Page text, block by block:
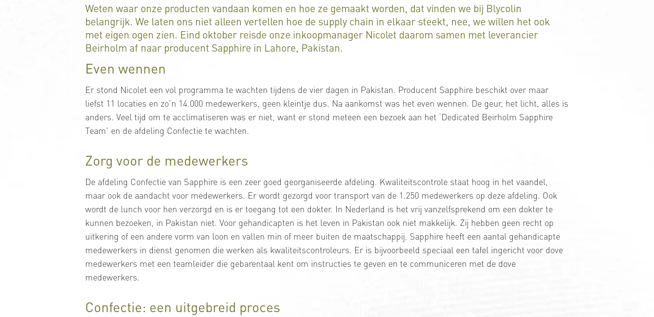
Weten waar onze producten vandaan komen en hoe ze gemaakt worden, dat vinden we bij Blycolin
belangrijk. We laten ons niet alleen vertellen hoe de supply chain in elkaar steekt, nee, we willen het ook
met eigen ogen zien. Eind oktober reisde onze inkoopmanager Nicolet daarom samen met leverancier
Beirholm af naar producent Sapphire in Lahore, Pakistan.
Even wennen
Er stond Nicolet een vol programma te wachten tijdens de vier dagen in Pakistan. Producent Sapphire beschikt over maar
liefst 11 locaties en zo’n 14.000 medewerkers, geen kleintje dus. Na aankomst was het even wennen. De geur, het licht, alles is
anders. Veel tijd om te acclimatiseren was er niet, want er stond meteen een bezoek aan het ‘Dedicated Beirholm Sapphire
Team’ en de afdeling Confectie te wachten.
Zorg voor de medewerkers
De afdeling Confectie van Sapphire is een zeer goed georganiseerde afdeling. Kwaliteitscontrole staat hoog in het vaandel,
maar ook de aandacht voor medewerkers. Er wordt gezorgd voor transport van de 1.250 medewerkers op deze afdeling. Ook
wordt de lunch voor hen verzorgd en is er toegang tot een dokter. In Nederland is het vrij vanzelfsprekend om een dokter te
kunnen bezoeken, in Pakistan niet. Voor gehandicapten is het leven in Pakistan ook niet makkelijk. Zij hebben geen recht op
uitkering of een andere vorm van loon en vallen min of meer buiten de maatschappij. Sapphire heeft een aantal gehandicapte
medewerkers in dienst genomen die werken als kwaliteitscontroleurs. Er is bijvoorbeeld speciaal een tafel ingericht voor dove
medewerkers met een teamleider die gebarentaal kent om instructies te geven en te communiceren met de dove
medewerkers.
Confectie: een uitgebreid proces